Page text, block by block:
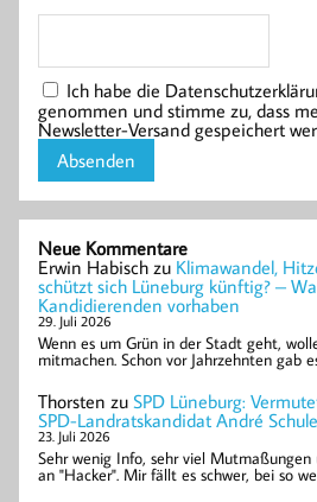
Ich habe die
genommen und stimme zu, dass
Newsletter-Versand gespeichert
Neue Kommentare
Erwin Habisch zu Klimawandel,
schützt sich Lüneburg künftig? –
Kandidierenden vorhaben
29. Juli 2026
Wenn es um Grün in der Stadt geht,
mitmachen. Schon vor Jahrzehnten gab
Thorsten zu SPD Lüneburg:
SPD-Landratskandidat André
23. Juli 2026
Sehr wenig Info, sehr viel Mutmaßungen
an "Hacker". Mir fällt es schwer, bei so